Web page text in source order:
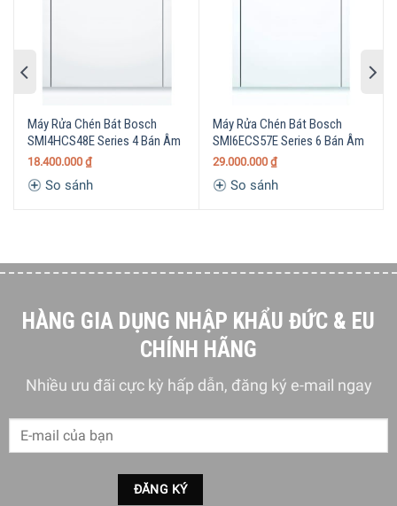
Máy Rửa Chén Bán Âm Smeg PL252CSDE với công suất
trình rửa được tích hợp trên máy giúp đáp ứng hiệu quả
nhu cầu hàng ngày của bạn. Vi khuẩn được loại bỏ một
sao máy rửa chén này thích hợp để làm sạch bình sữa trẻ
Máy Rửa Chén Bát Bosch
SMI4HCS48E Series 4 Bán Âm
18.400.000 ₫
So sánh
Máy Rửa Chén Bát Bosch
SMI6ECS57E Series 6 Bán Âm
29.000.000 ₫
So sánh
HÀNG GIA DỤNG NHẬP KHẨU ĐỨC & EU
CHÍNH HÃNG
Nhiều ưu đãi cực kỳ hấp dẫn, đăng ký e-mail ngay